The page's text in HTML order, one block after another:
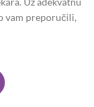
vam preporučili,